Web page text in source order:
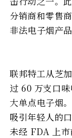
分销商和零售
非法电子烟产
联邦特工从芝
过 60 万支口
大单点电子烟
吸引年轻人的
未经 FDA 上市